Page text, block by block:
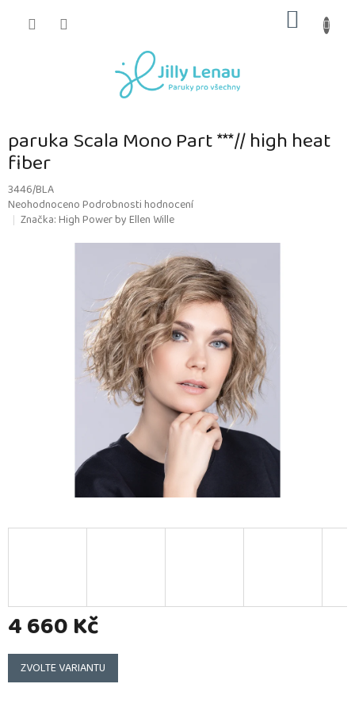
KOŠÍK
paruka Scala Mono Part ***// high heat
fiber
3446/BLA
Průměrné
hodnocení
NeohodnocenoPodrobnosti hodnocení
Značka:High Power by Ellen Wille
4 660 Kč
Měrná
cena:
ZVOLTE VARIANTU